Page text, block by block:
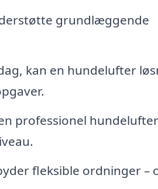
grundlæggende
kan en hundelufter
professionel
fleksible ordninger –